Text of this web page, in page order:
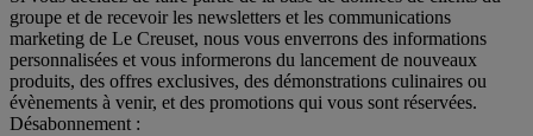
groupe et de recevoir les newsletters et les communications
marketing de Le Creuset, nous vous enverrons des informations
personnalisées et vous informerons du lancement de nouveaux
produits, des offres exclusives, des démonstrations culinaires ou
évènements à venir, et des promotions qui vous sont réservées.
Désabonnement :